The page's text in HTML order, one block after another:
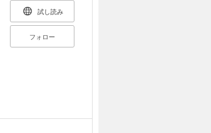
試し読み
フォロー